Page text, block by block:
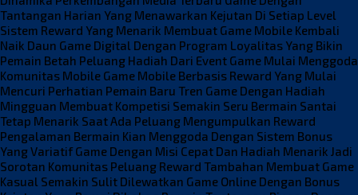
Tantangan Harian Yang Menawarkan Kejutan Di Setiap Level
Sistem Reward Yang Menarik Membuat Game Mobile Kembali
Naik Daun Game Digital Dengan Program Loyalitas Yang Bikin
Pemain Betah Peluang Hadiah Dari Event Game Mulai Menggoda
Komunitas Mobile Game Mobile Berbasis Reward Yang Mulai
Mencuri Perhatian Pemain Baru Tren Game Dengan Hadiah
Mingguan Membuat Kompetisi Semakin Seru Bermain Santai
Tetap Menarik Saat Ada Peluang Mengumpulkan Reward
Pengalaman Bermain Kian Menggoda Dengan Sistem Bonus
Yang Variatif Game Dengan Misi Cepat Dan Hadiah Menarik Jadi
Sorotan Komunitas Peluang Reward Tambahan Membuat Game
Kasual Semakin Sulit Dilewatkan Game Online Dengan Bonus